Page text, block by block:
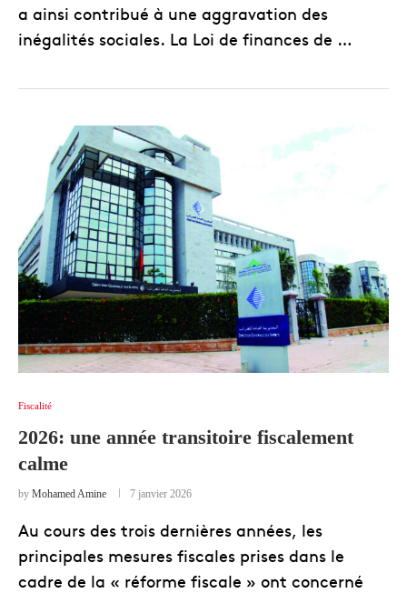
a ainsi contribué à une aggravation des
inégalités sociales. La Loi de finances de …
Fiscalité
2026: une année transitoire fiscalement
calme
by Mohamed Amine 7 janvier 2026
Au cours des trois dernières années, les
principales mesures fiscales prises dans le
cadre de la « réforme fiscale » ont concerné